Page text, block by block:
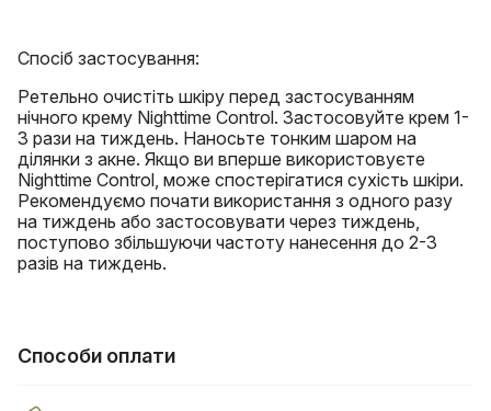
Спосіб застосування:
Ретельно очистіть шкіру перед застосуванням
нічного крему Nighttime Control. Застосовуйте крем 1-
3 рази на тиждень. Наносьте тонким шаром на
ділянки з акне. Якщо ви вперше використовуєте
Nighttime Control, може спостерігатися сухість шкіри.
Рекомендуємо почати використання з одного разу
на тиждень або застосовувати через тиждень,
поступово збільшуючи частоту нанесення до 2-3
разів на тиждень.
Способи оплати